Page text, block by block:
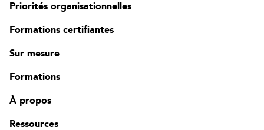
Priorités organisationnelles
Formations certifiantes
Sur mesure
Formations
À propos
Ressources